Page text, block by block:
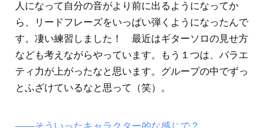
人になって自分の音がより前に出るようになってか
ら、リードフレーズをいっぱい弾くようになったんで
す。凄い練習しました！ 最近はギターソロの見せ方
なども考えながらやっています。もう１つは、バラエ
ティ力が上がったなと思います。グループの中でずっ
とふざけているなと思って（笑）。